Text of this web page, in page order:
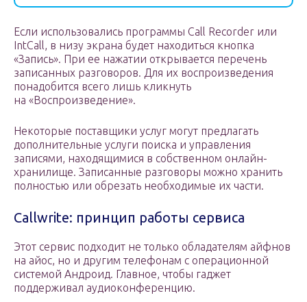
Если использовались программы Call Recorder или
IntCall, в низу экрана будет находиться кнопка
«Запись». При ее нажатии открывается перечень
записанных разговоров. Для их воспроизведения
понадобится всего лишь кликнуть
на «Воспроизведение».
Некоторые поставщики услуг могут предлагать
дополнительные услуги поиска и управления
записями, находящимися в собственном онлайн-
хранилище. Записанные разговоры можно хранить
полностью или обрезать необходимые их части.
Callwrite: принцип работы сервиса
Этот сервис подходит не только обладателям айфнов
на айос, но и другим телефонам с операционной
системой Андроид. Главное, чтобы гаджет
поддерживал аудиоконференцию.